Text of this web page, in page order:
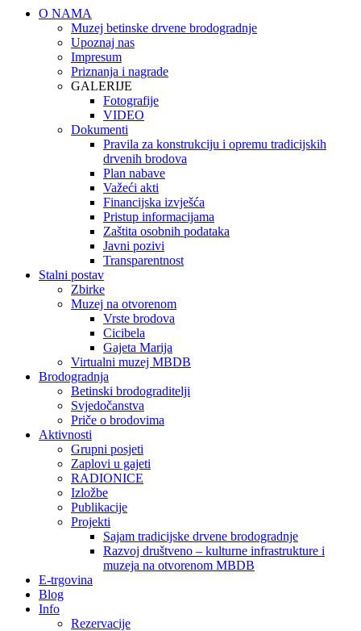
O NAMA
Muzej betinske drvene brodogradnje
Upoznaj nas
Impresum
Priznanja i nagrade
GALERIJE
Fotografije
VIDEO
Dokumenti
Pravila za konstrukciju i opremu tradicijskih
drvenih brodova
Plan nabave
Važeći akti
Financijska izvješća
Pristup informacijama
Zaštita osobnih podataka
Javni pozivi
Transparentnost
Stalni postav
Zbirke
Muzej na otvorenom
Vrste brodova
Cicibela
Gajeta Marija
Virtualni muzej MBDB
Brodogradnja
Betinski brodograditelji
Svjedočanstva
Priče o brodovima
Aktivnosti
Grupni posjeti
Zaplovi u gajeti
RADIONICE
Izložbe
Publikacije
Projekti
Sajam tradicijske drvene brodogradnje
Razvoj društveno – kulturne infrastrukture i
muzeja na otvorenom MBDB
E-trgovina
Blog
Info
Rezervacije